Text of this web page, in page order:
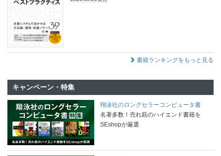
書籍ランキングをもっと見る
キャンペーン・特集
翔泳社のロングセラーコンピュータ書
名著多数！売れ筋のハイエンド書籍を
SEshopが厳選